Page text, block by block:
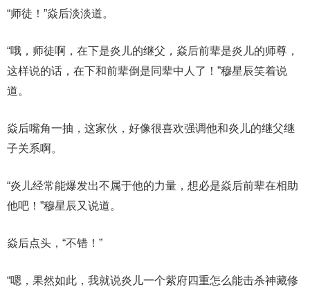
“师徒！”焱后淡淡道。
“哦，师徒啊，在下是炎儿的继父，焱后前辈是炎儿的师尊，
这样说的话，在下和前辈倒是同辈中人了！”穆星辰笑着说
道。
焱后嘴角一抽，这家伙，好像很喜欢强调他和炎儿的继父继
子关系啊。
“炎儿经常能爆发出不属于他的力量，想必是焱后前辈在相助
他吧！”穆星辰又说道。
焱后点头，“不错！”
“嗯，果然如此，我就说炎儿一个紫府四重怎么能击杀神藏修